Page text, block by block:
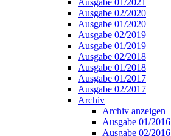
Ausgabe 02/2020
Ausgabe 01/2020
Ausgabe 02/2019
Ausgabe 01/2019
Ausgabe 02/2018
Ausgabe 01/2018
Ausgabe 01/2017
Ausgabe 02/2017
Archiv
Archiv anzeigen
Ausgabe 01/2016
Ausgabe 02/2016